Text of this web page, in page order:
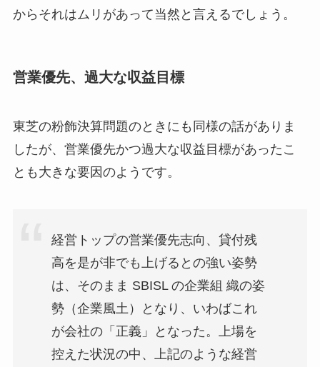
からそれはムリがあって当然と言えるでしょう。
営業優先、過大な収益目標
東芝の粉飾決算問題のときにも同様の話がありま
したが、営業優先かつ過大な収益目標があったこ
とも大きな要因のようです。
経営トップの営業優先志向、貸付残
高を是が非でも上げるとの強い姿勢
は、そのまま SBISL の企業組 織の姿
勢（企業風土）となり、いわばこれ
が会社の「正義」となった。上場を
控えた状況の中、上記のような経営